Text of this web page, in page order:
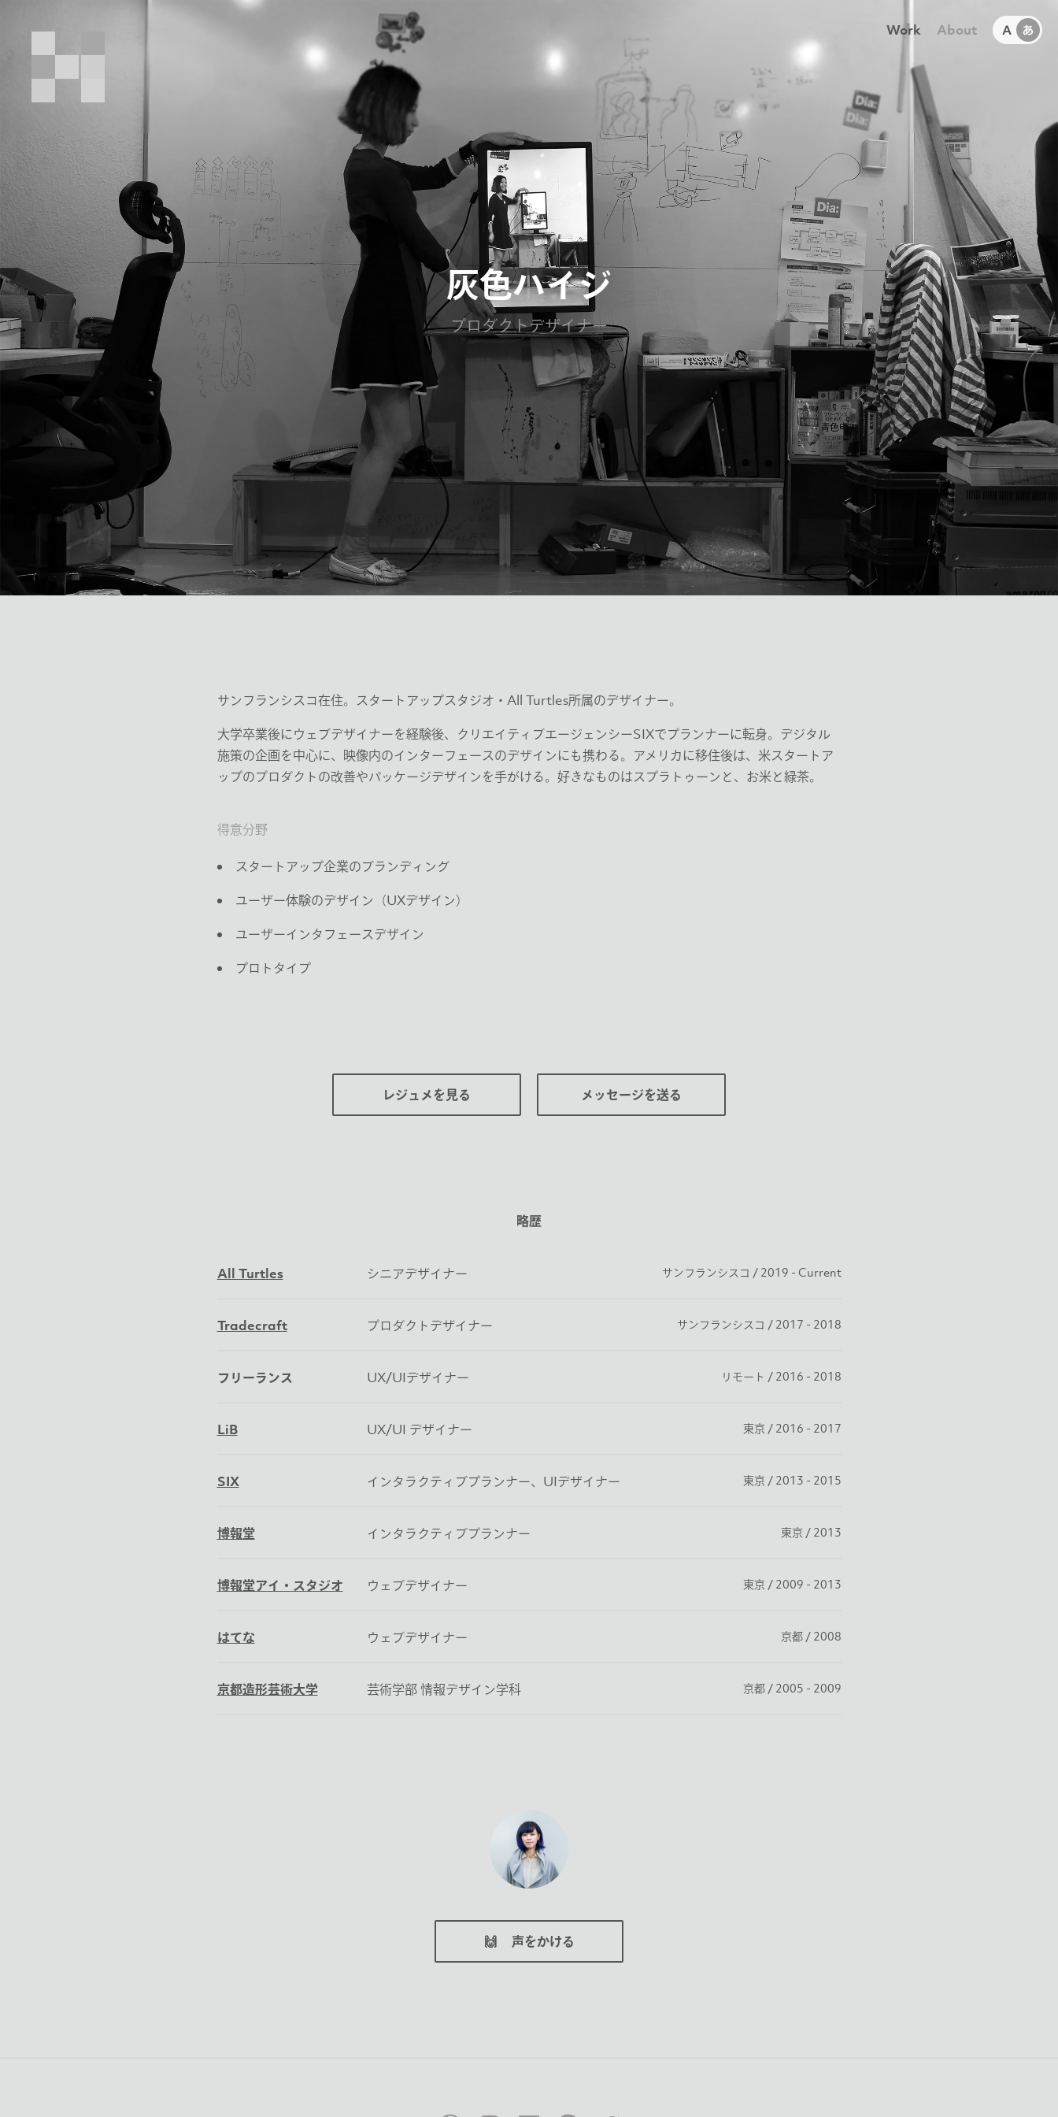
Work About
灰色ハイジ
プロダクトデザイナー
サンフランシスコ在住。スタートアップスタジオ・All Turtles所属のデザイナー。
大学卒業後にウェブデザイナーを経験後、クリエイティブエージェンシーSIXでプランナーに転身。デジタル
施策の企画を中心に、映像内のインターフェースのデザインにも携わる。アメリカに移住後は、米スタートア
ップのプロダクトの改善やパッケージデザインを手がける。好きなものはスプラトゥーンと、お米と緑茶。
得意分野
スタートアップ企業のブランディング
ユーザー体験のデザイン（UXデザイン）
ユーザーインタフェースデザイン
プロトタイプ
レジュメを見る メッセージを送る
略歴
All Turtles シニアデザイナー サンフランシスコ / 2019 - Current
Tradecraft プロダクトデザイナー サンフランシスコ / 2017 - 2018
フリーランス UX/UIデザイナー リモート / 2016 - 2018
LiB UX/UI デザイナー 東京 / 2016 - 2017
SIX インタラクティブプランナー、UIデザイナー 東京 / 2013 - 2015
博報堂 インタラクティブプランナー 東京 / 2013
博報堂アイ・スタジオ ウェブデザイナー 東京 / 2009 - 2013
はてな ウェブデザイナー 京都 / 2008
京都造形芸術大学 芸術学部 情報デザイン学科 京都 / 2005 - 2009
🙌 声をかける